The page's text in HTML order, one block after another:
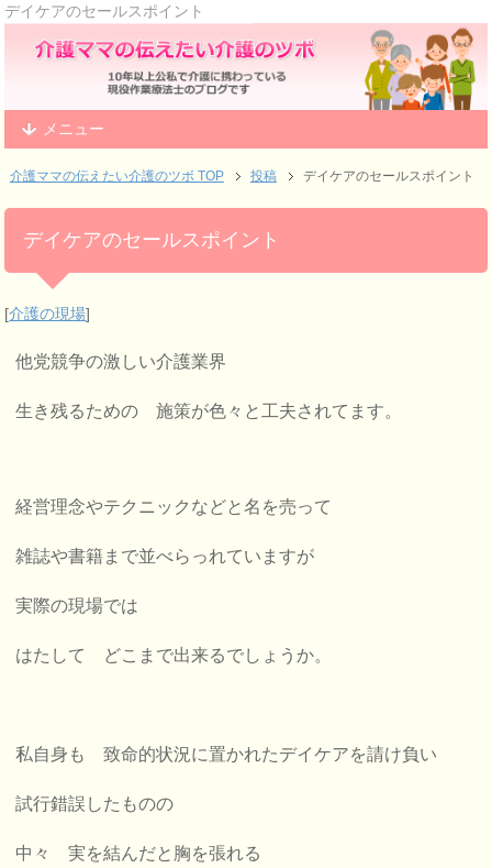
デイケアのセールスポイント
メニュー
介護ママの伝えたい介護のツボ TOP 投稿 デイケアのセールスポイント
デイケアのセールスポイント
[介護の現場]
他党競争の激しい介護業界
生き残るための 施策が色々と工夫されてます。
経営理念やテクニックなどと名を売って
雑誌や書籍まで並べらっれていますが
実際の現場では
はたして どこまで出来るでしょうか。
私自身も 致命的状況に置かれたデイケアを請け負い
試行錯誤したものの
中々 実を結んだと胸を張れる